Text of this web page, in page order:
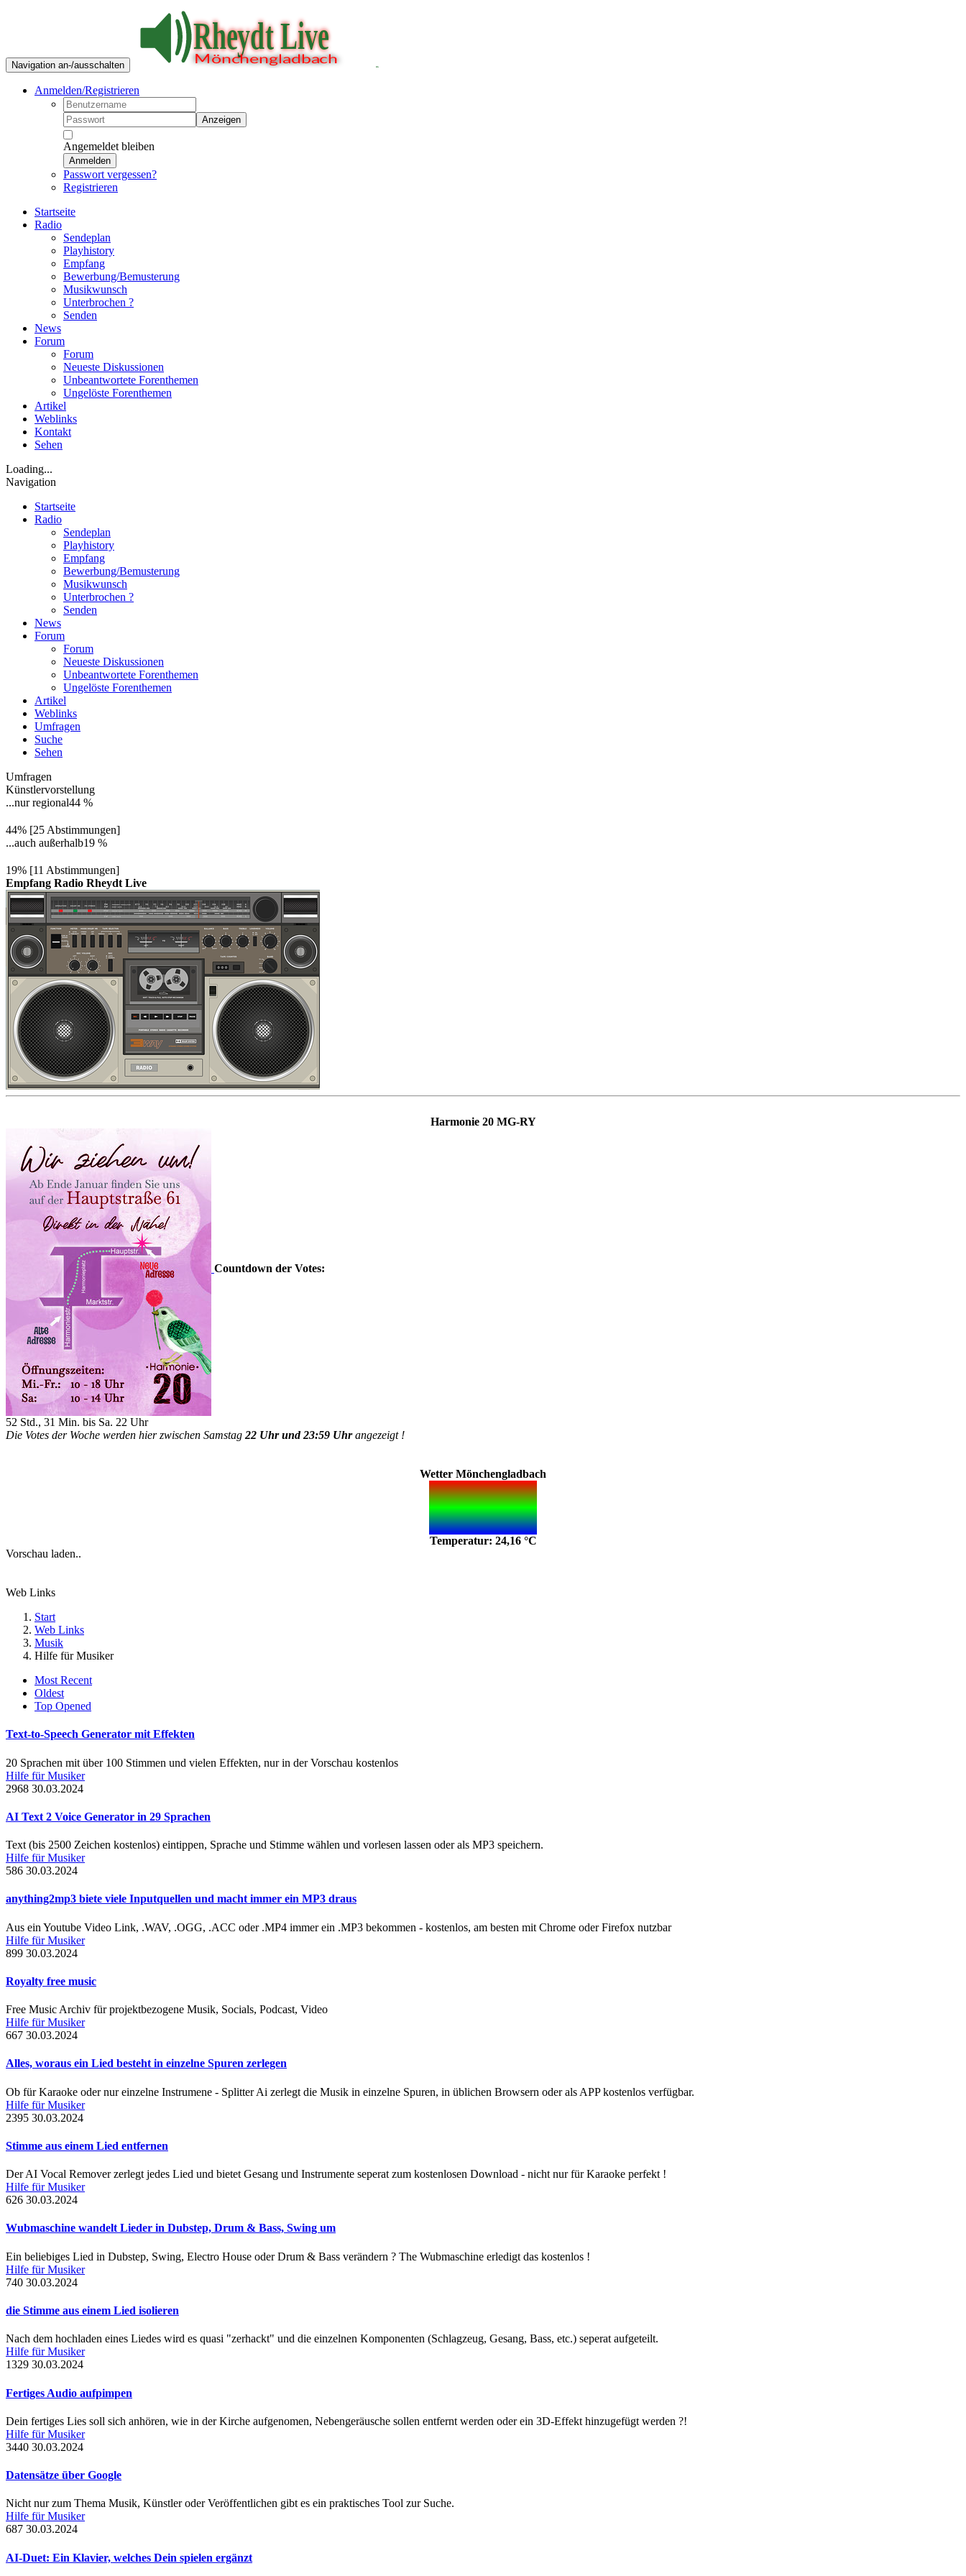
Navigation an-/ausschalten
Anmelden/Registrieren
Anzeigen
Angemeldet bleiben
Anmelden
Passwort vergessen?
Registrieren
Startseite
Radio
Sendeplan
Playhistory
Empfang
Bewerbung/Bemusterung
Musikwunsch
Unterbrochen ?
Senden
News
Forum
Forum
Neueste Diskussionen
Unbeantwortete Forenthemen
Ungelöste Forenthemen
Artikel
Weblinks
Kontakt
Sehen
Loading...
Navigation
Startseite
Radio
Sendeplan
Playhistory
Empfang
Bewerbung/Bemusterung
Musikwunsch
Unterbrochen ?
Senden
News
Forum
Forum
Neueste Diskussionen
Unbeantwortete Forenthemen
Ungelöste Forenthemen
Artikel
Weblinks
Umfragen
Suche
Sehen
Umfragen
Künstlervorstellung
...nur regional44 %
44% [25 Abstimmungen]
...auch außerhalb19 %
19% [11 Abstimmungen]
Empfang Radio Rheydt Live
Harmonie 20 MG-RY
Countdown der Votes:
52 Std., 31 Min. bis Sa. 22 Uhr
Die Votes der Woche werden hier zwischen Samstag 22 Uhr und 23:59 Uhrangezeigt !
Wetter Mönchengladbach
Temperatur: 24,16 °C
Vorschau laden..
Web Links
Start
Web Links
Musik
Hilfe für Musiker
Most Recent
Oldest
Top Opened
Text-to-Speech Generator mit Effekten
20 Sprachen mit über 100 Stimmen und vielen Effekten, nur in der Vorschau kostenlos
Hilfe für Musiker
2968 30.03.2024
AI Text 2 Voice Generator in 29 Sprachen
Text (bis 2500 Zeichen kostenlos) eintippen, Sprache und Stimme wählen und vorlesen lassen oder als MP3 speichern.
Hilfe für Musiker
586 30.03.2024
anything2mp3 biete viele Inputquellen und macht immer ein MP3 draus
Aus ein Youtube Video Link, .WAV, .OGG, .ACC oder .MP4 immer ein .MP3 bekommen - kostenlos, am besten mit Chrome oder Firefox nutzbar
Hilfe für Musiker
899 30.03.2024
Royalty free music
Free Music Archiv für projektbezogene Musik, Socials, Podcast, Video
Hilfe für Musiker
667 30.03.2024
Alles, woraus ein Lied besteht in einzelne Spuren zerlegen
Ob für Karaoke oder nur einzelne Instrumene - Splitter Ai zerlegt die Musik in einzelne Spuren, in üblichen Browsern oder als APP kostenlos verfügbar.
Hilfe für Musiker
2395 30.03.2024
Stimme aus einem Lied entfernen
Der AI Vocal Remover zerlegt jedes Lied und bietet Gesang und Instrumente seperat zum kostenlosen Download - nicht nur für Karaoke perfekt !
Hilfe für Musiker
626 30.03.2024
Wubmaschine wandelt Lieder in Dubstep, Drum & Bass, Swing um
Ein beliebiges Lied in Dubstep, Swing, Electro House oder Drum & Bass verändern ? The Wubmaschine erledigt das kostenlos !
Hilfe für Musiker
740 30.03.2024
die Stimme aus einem Lied isolieren
Nach dem hochladen eines Liedes wird es quasi "zerhackt" und die einzelnen Komponenten (Schlagzeug, Gesang, Bass, etc.) seperat aufgeteilt.
Hilfe für Musiker
1329 30.03.2024
Fertiges Audio aufpimpen
Dein fertiges Lies soll sich anhören, wie in der Kirche aufgenomen, Nebengeräusche sollen entfernt werden oder ein 3D-Effekt hinzugefügt werden ?!
Hilfe für Musiker
3440 30.03.2024
Datensätze über Google
Nicht nur zum Thema Musik, Künstler oder Veröffentlichen gibt es ein praktisches Tool zur Suche.
Hilfe für Musiker
687 30.03.2024
AI-Duet: Ein Klavier, welches Dein spielen ergänzt